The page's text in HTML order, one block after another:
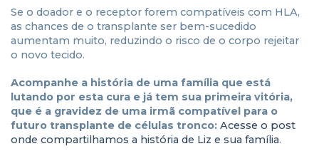
Se o doador e o receptor forem compatíveis com HLA,
as chances de o transplante ser bem-sucedido
aumentam muito, reduzindo o risco de o corpo rejeitar
o novo tecido.
Acompanhe a história de uma família que está
lutando por esta cura e já tem sua primeira vitória,
que é a gravidez de uma irmã compatível para o
futuro transplante de células tronco: Acesse o post
onde compartilhamos a história de Liz e sua família.